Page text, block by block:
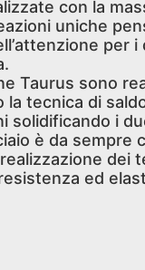
con la
uniche
per
Taurus sono
la tecnica di
solidificando i
è da sempre
dei
ed